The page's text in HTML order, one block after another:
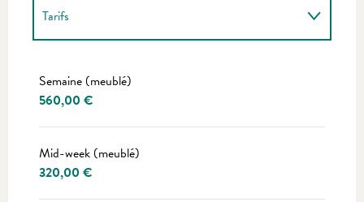
Tarifs
Semaine (meublé)
560,00 €
Mid-week (meublé)
320,00 €